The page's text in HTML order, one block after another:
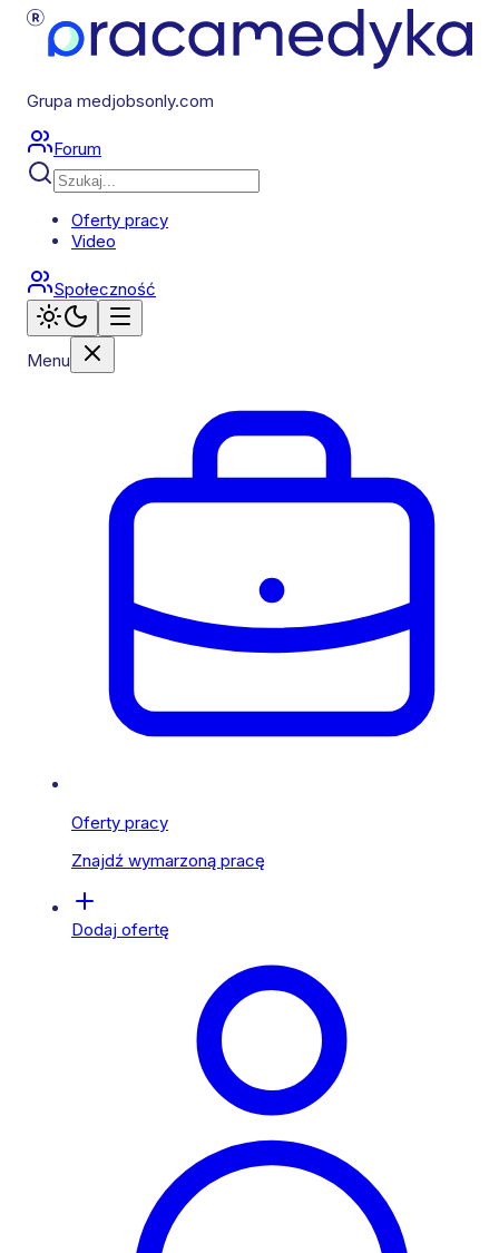
Grupa medjobsonly.com
Forum
Oferty pracy
Video
Społeczność
Menu
Oferty pracy
Znajdź wymarzoną pracę
Dodaj ofertę